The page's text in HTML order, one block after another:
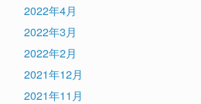
2022年4月
2022年3月
2022年2月
2021年12月
2021年11月